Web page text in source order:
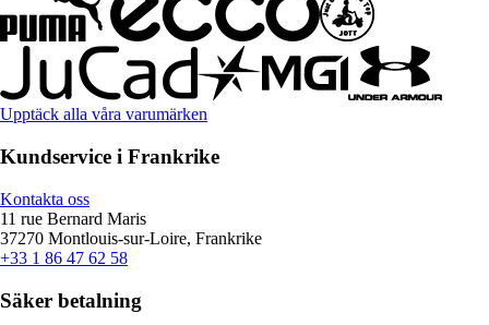
Upptäck alla våra varumärken
Kundservice i Frankrike
Kontakta oss
11 rue Bernard Maris
37270 Montlouis-sur-Loire, Frankrike
+33 1 86 47 62 58
Säker betalning